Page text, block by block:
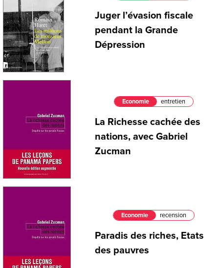
Juger l’évasion fiscale
pendant la Grande
Dépression
Economie entretien
La Richesse cachée des
nations, avec Gabriel
Zucman
Economie recension
Paradis des riches, Etats
des pauvres